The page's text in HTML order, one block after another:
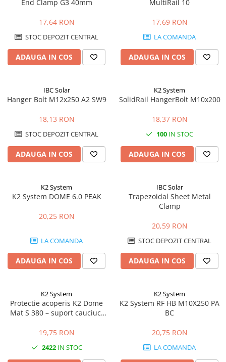
End Clamp G3 40mm
17,64 RON
STOC DEPOZIT CENTRAL
ADAUGA IN COS
MultiRail 10
17,69 RON
LA COMANDA
ADAUGA IN COS
IBC Solar
Hanger Bolt M12x250 A2 SW9
18,13 RON
STOC DEPOZIT CENTRAL
ADAUGA IN COS
K2 System
SolidRail HangerBolt M10x200
18,37 RON
100 IN STOC
ADAUGA IN COS
K2 System
K2 System DOME 6.0 PEAK
20,25 RON
LA COMANDA
ADAUGA IN COS
IBC Solar
Trapezoidal Sheet Metal
Clamp
20,59 RON
STOC DEPOZIT CENTRAL
ADAUGA IN COS
K2 System
Protectie acoperis K2 Dome
Mat S 380 – suport cauciuc,
19,75 RON
2422IN STOC
K2 System
K2 System RF HB M10X250 PA
BC
20,75 RON
LA COMANDA